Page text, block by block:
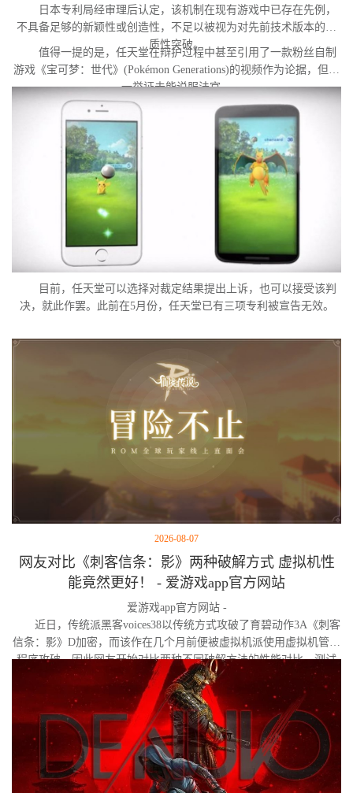
日本专利局经审理后认定，该机制在现有游戏中已存在先例，
不具备足够的新颖性或创造性，不足以被视为对先前技术版本的实
质性突破。
值得一提的是，任天堂在辩护过程中甚至引用了一款粉丝自制
游戏《宝可梦：世代》(Pokémon Generations)的视频作为论据，但这
一举证未能说服法官。
目前，任天堂可以选择对裁定结果提出上诉，也可以接受该判
决，就此作罢。此前在5月份，任天堂已有三项专利被宣告无效。
2026-08-07
网友对比《刺客信条：影》两种破解方式 虚拟机性
能竟然更好！ - 爱游戏app官方网站
爱游戏app官方网站 -
近日，传统派黑客voices38以传统方式攻破了育碧动作3A《刺客
信条：影》D加密，而该作在几个月前便被虚拟机派使用虚拟机管理
程序攻破。因此网友开始对比两种不同破解方法的性能对比。测试
作者决定验证，虚拟机管理程序是否真的会像许多玩家认为的那
样，导致明显的帧数下降。